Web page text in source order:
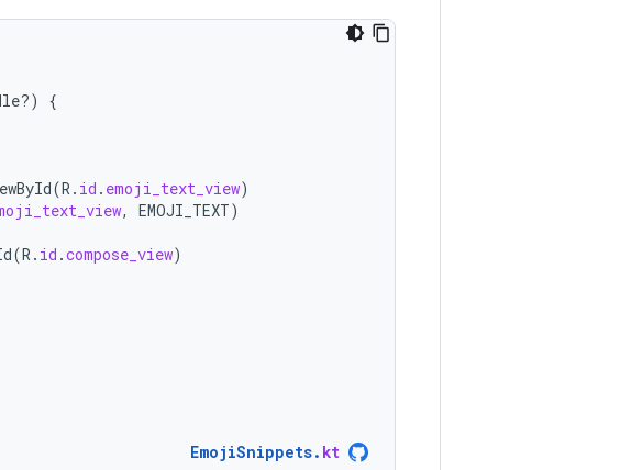
{
(R . id . emoji_text_view)
, EMOJI_TEXT)
(R . id .compose_view)
EmojiSnippets. kt